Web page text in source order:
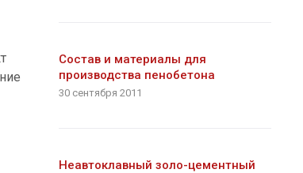
Состав и материалы для
производства пенобетона
30 сентября 2011
Неавтоклавный золо-цементный